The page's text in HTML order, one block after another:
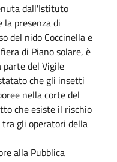
dall'Istituto
la presenza di
del nido Coccinella e
di Piano solare, è
parte del Vigile
che gli insetti
nella corte del
che esiste il rischio
gli operatori della
alla Pubblica